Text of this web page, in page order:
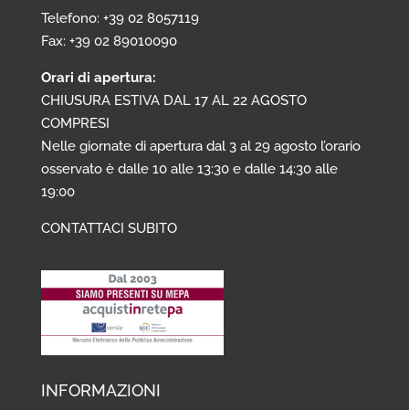
Telefono: +39 02 8057119
Fax: +39 02 89010090
Orari di apertura:
CHIUSURA ESTIVA DAL 17 AL 22 AGOSTO
COMPRESI
Nelle giornate di apertura dal 3 al 29 agosto l’orario
osservato è dalle 10 alle 13:30 e dalle 14:30 alle
19:00
CONTATTACI SUBITO
INFORMAZIONI